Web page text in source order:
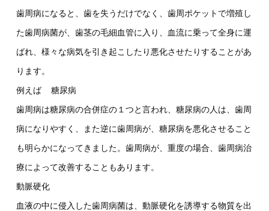
歯周病になると、歯を失うだけでなく、歯周ポケットで増殖し
た歯周病菌が、歯茎の毛細血管に入り、血流に乗って全身に運
ばれ、様々な病気を引き起こしたり悪化させたりすることがあ
ります。
例えば 糖尿病
歯周病は糖尿病の合併症の１つと言われ、糖尿病の人は、歯周
病になりやすく、また逆に歯周病が、糖尿病を悪化させること
も明らかになってきました。歯周病が、重度の場合、歯周病治
療によって改善することもあります。
動脈硬化
血液の中に侵入した歯周病菌は、動脈硬化を誘導する物質を出